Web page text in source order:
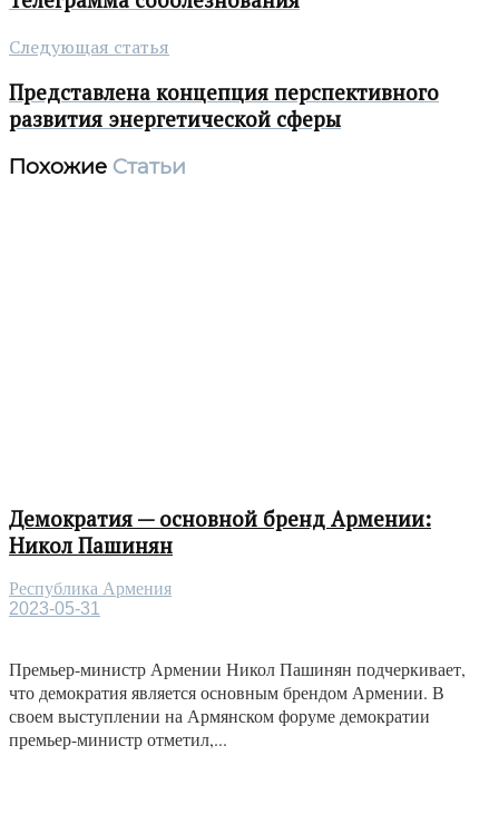
Следующая статья
Представлена концепция перспективного
развития энергетической сферы
Похожие Статьи
Демократия — основной бренд Армении:
Никол Пашинян
Республика Армения
2023-05-31
Премьер-министр Армении Никол Пашинян подчеркивает,
что демократия является основным брендом Армении. В
своем выступлении на Армянском форуме демократии
премьер-министр отметил,...